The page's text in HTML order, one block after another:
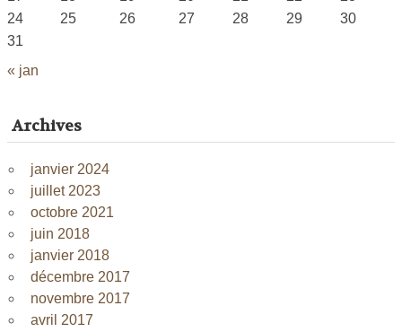
« jan
24
25 26 27 28 29
30
31
Archives
janvier 2024
juillet 2023
octobre 2021
juin 2018
janvier 2018
décembre 2017
novembre 2017
avril 2017